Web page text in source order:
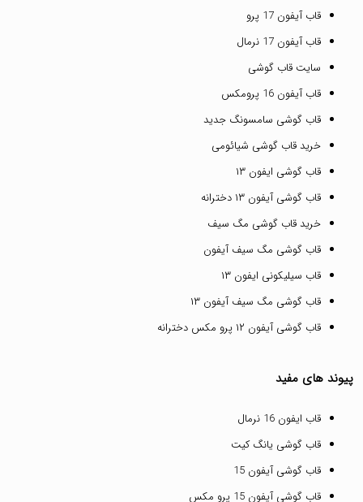
قاب آیفون 17 پرو
قاب آیفون 17 نرمال
سایت قاب گوشی
قاب آیفون 16 پرومکس
قاب گوشی سامسونگ جدید
خرید قاب گوشی شیائومی
قاب گوشی ایفون ۱۳
قاب گوشی آیفون ۱۳ دخترانه
خرید قاب گوشی مگ سیف
قاب گوشی مگ سیف آیفون
قاب سیلیکونی ایفون ۱۳
قاب گوشی مگ سیف آیفون ۱۳
قاب گوشی آیفون ۱۲ پرو مکس دخترانه
پیوند های مفید
قاب ایفون 16 نرمال
قاب گوشی یانگ کیت
قاب گوشی آیفون 15
قاب گوشی آیفون 15 پرو مکس